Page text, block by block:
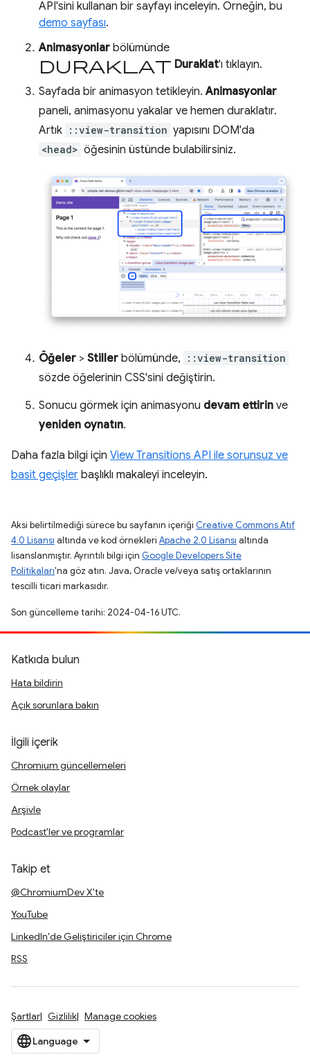
API'sini kullanan bir sayfayı inceleyin. Örneğin, bu
demo sayfası.
Animasyonlar bölümünde
duraklat Duraklat'ı tıklayın.
Sayfada bir animasyon tetikleyin.Animasyonlar
paneli, animasyonu yakalar ve hemen duraklatır.
Artık ::view-transition yapısını DOM'da
<head> öğesinin üstünde bulabilirsiniz.
Öğeler > Stiller bölümünde, ::view-transition
sözde öğelerinin CSS'sini değiştirin.
Sonucu görmek için animasyonu devam ettirin ve
yeniden oynatın.
Daha fazla bilgi için View Transitions API ile sorunsuz ve
basit geçişler başlıklı makaleyi inceleyin.
Aksi belirtilmediği sürece bu sayfanın içeriği Creative Commons Atıf
4.0 Lisansı altında ve kod örnekleri Apache 2.0 Lisansı altında
lisanslanmıştır. Ayrıntılı bilgi için Google Developers Site
Politikaları'na göz atın. Java, Oracle ve/veya satış ortaklarının
tescilli ticari markasıdır.
Son güncelleme tarihi: 2024-04-16 UTC.
Katkıda bulun
Hata bildirin
Açık sorunlara bakın
İlgili içerik
Chromium güncellemeleri
Örnek olaylar
Arşivle
Podcast'ler ve programlar
Takip et
@ChromiumDev X'te
YouTube
LinkedIn'de Geliştiriciler için Chrome
RSS
Şartlar Gizlilik Manage cookies